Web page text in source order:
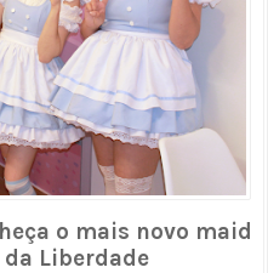
o mais novo maid
Liberdade